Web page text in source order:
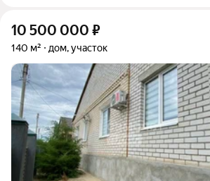
10 500 000 ₽
140 м² дом, участок